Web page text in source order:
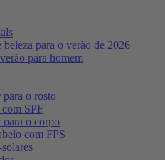
beleza para o verão de 2026
para homem
para o rosto
SPF
para o corpo
com FPS